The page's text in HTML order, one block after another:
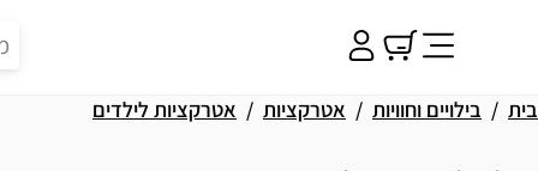
בית בילויים וחוויות אטרקציות אטרקציות לילדים